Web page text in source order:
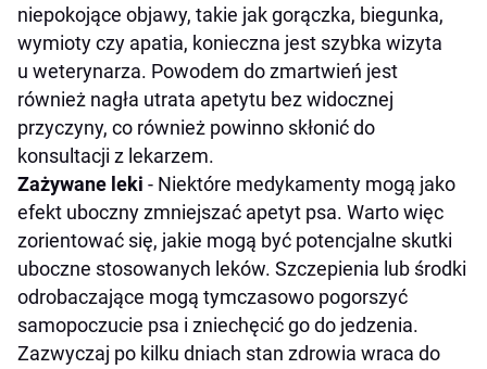
niepokojące objawy, takie jak gorączka, biegunka,
wymioty czy apatia, konieczna jest szybka wizyta
u weterynarza. Powodem do zmartwień jest
również nagła utrata apetytu bez widocznej
przyczyny, co również powinno skłonić do
konsultacji z lekarzem.
Zażywane leki - Niektóre medykamenty mogą jako
efekt uboczny zmniejszać apetyt psa. Warto więc
zorientować się, jakie mogą być potencjalne skutki
uboczne stosowanych leków. Szczepienia lub środki
odrobaczające mogą tymczasowo pogorszyć
samopoczucie psa i zniechęcić go do jedzenia.
Zazwyczaj po kilku dniach stan zdrowia wraca do